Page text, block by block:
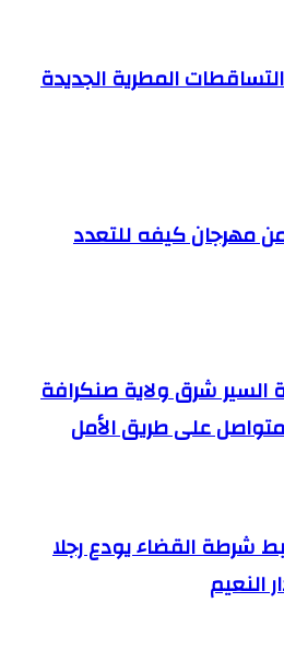
المطرية الجديدة
من مهرجان كيفه للتعدد
شرق ولاية صنكرافة
على طريق الأمل
شرطة القضاء يودع رجلا
النعيم